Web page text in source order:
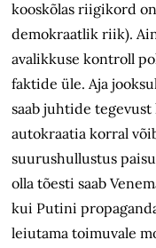
kooskõlas riigikord
demokraatlik riik).
avalikkuse kontroll
faktide üle. Aja
saab juhtide
autokraatia korral
suurushullustus
olla tõesti saab
kui Putini
leiutama toimuvale